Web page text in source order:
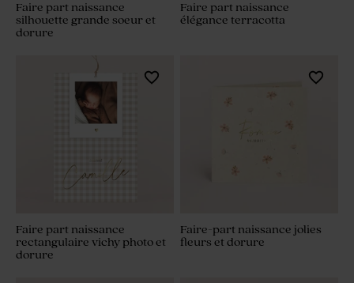
Faire part naissance
silhouette grande soeur et
dorure
Faire part naissance
élégance terracotta
Faire part naissance
rectangulaire vichy photo et
dorure
Faire-part naissance jolies
fleurs et dorure